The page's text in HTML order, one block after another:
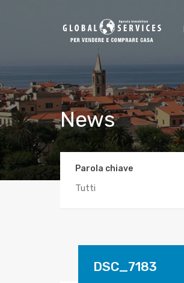
News
Parola chiave
DSC_7183